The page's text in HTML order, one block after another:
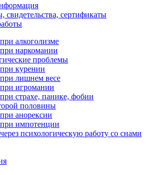
свидетельства, сертификаты
алкоголизме
наркомании
проблемы
курении
лишнем весе
игромании
страхе, панике, фобии
половины
анорексии
импотенции
психологическую работу со снами